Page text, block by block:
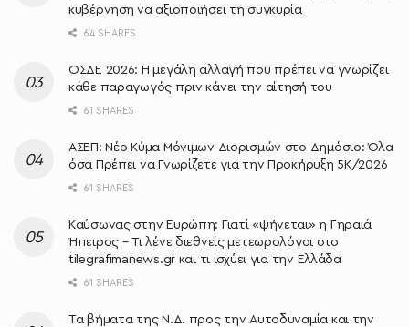
κυβέρνηση να αξιοποιήσει τη συγκυρία
64 SHARES
ΟΣΔΕ 2026: Η μεγάλη αλλαγή που πρέπει να γνωρίζει
κάθε παραγωγός πριν κάνει την αίτησή του
61 SHARES
ΑΣΕΠ: Νέο Κύμα Μόνιμων Διορισμών στο Δημόσιο: Όλα
όσα Πρέπει να Γνωρίζετε για την Προκήρυξη 5Κ/2026
61 SHARES
Καύσωνας στην Ευρώπη: Γιατί «ψήνεται» η Γηραιά
Ήπειρος – Τι λένε διεθνείς μετεωρολόγοι στο
tilegrafimanews.gr και τι ισχύει για την Ελλάδα
61 SHARES
Τα βήματα της Ν.Δ. προς την Αυτοδυναμία και την